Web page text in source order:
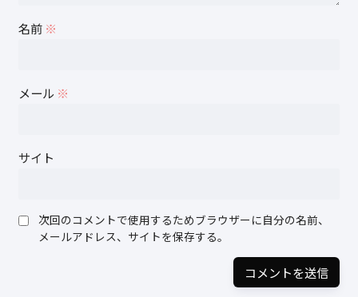
名前 ※
メール ※
サイト
次回のコメントで使用するためブラウザーに自分の名前、
メールアドレス、サイトを保存する。